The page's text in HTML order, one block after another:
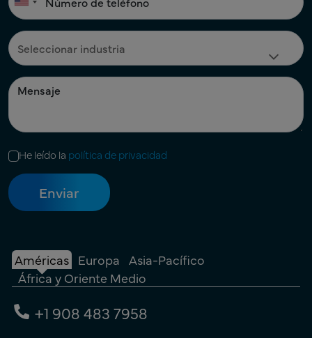
He leído la política de privacidad
Américas Europa Asia-Pacífico
África y Oriente Medio
+1 908 483 7958